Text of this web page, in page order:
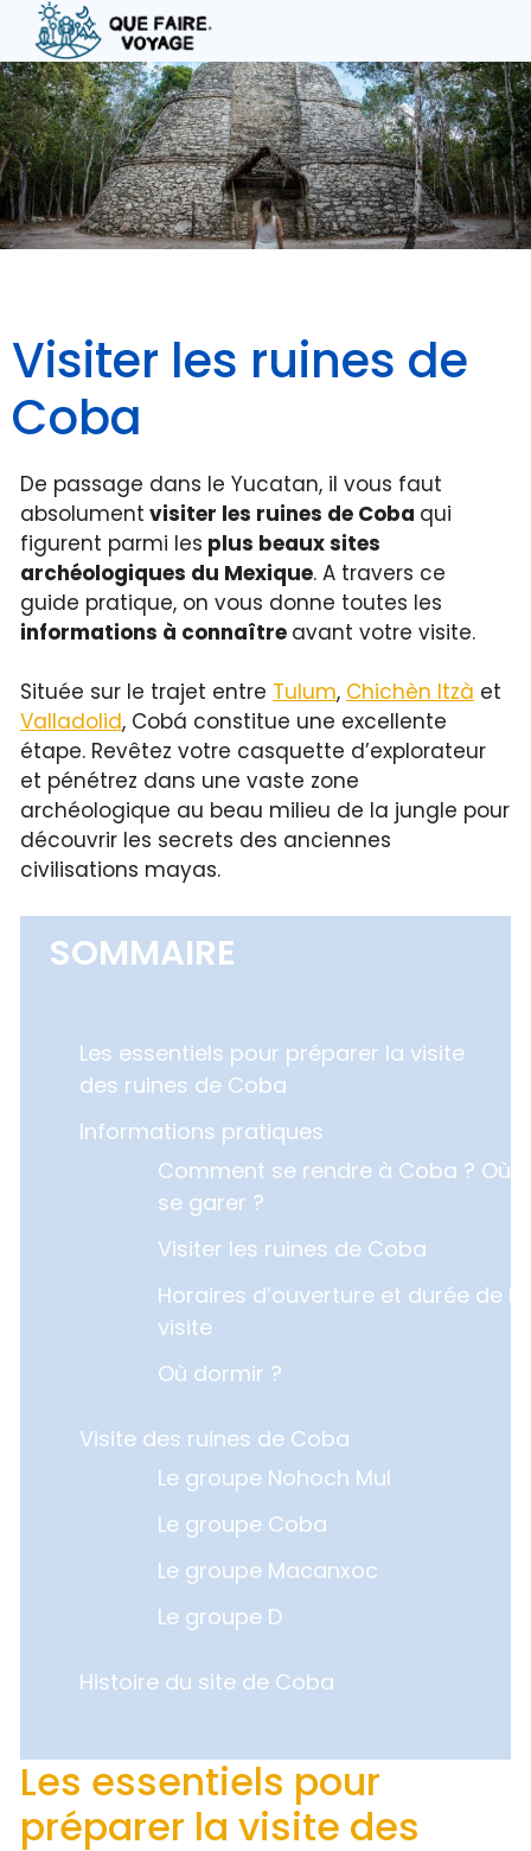
Aller
contenu
Visiter les ruines de
Coba
De passage dans le Yucatan, il vous faut
absolument visiter les ruines de Coba qui
figurent parmi les plus beaux sites
archéologiques du Mexique. A travers ce
guide pratique, on vous donne toutes les
informations à connaître avant votre visite.
Située sur le trajet entre Tulum, Chichèn Itzà et
Valladolid, Cobá constitue une excellente
étape. Revêtez votre casquette d’explorateur
et pénétrez dans une vaste zone
archéologique au beau milieu de la jungle pour
découvrir les secrets des anciennes
civilisations mayas.
SOMMAIRE
Les essentiels pour préparer la visite
des ruines de Coba
Informations pratiques
Comment se rendre à Coba ? Où
se garer ?
Visiter les ruines de Coba
Horaires d’ouverture et durée de la
visite
Où dormir ?
Visite des ruines de Coba
Le groupe Nohoch Mul
Le groupe Coba
Le groupe Macanxoc
Le groupe D
Histoire du site de Coba
Les essentiels pour
préparer la visite des